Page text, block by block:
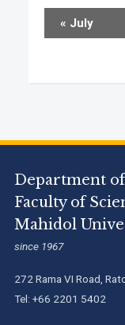
« July
Department
Faculty of
Mahidol
since 1967
272 Rama VI Road,
Tel: +66 2201 5402